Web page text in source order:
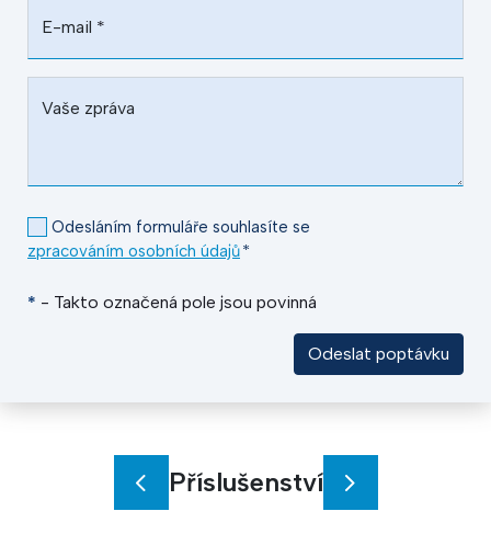
E-mail *
Vaše zpráva
Odesláním formuláře souhlasíte se
zpracováním osobních údajů*
* - Takto označená pole jsou povinná
Odeslat poptávku
Příslušenství